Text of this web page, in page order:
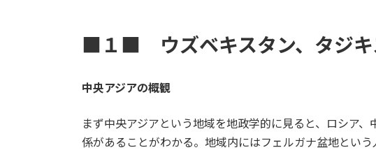
■１■ ウズベキスタン、タジキ
中央アジアの概観
まず中央アジアという地域を地政学的に見ると、ロシア
係があることがわかる。地域内にはフェルガナ盆地とい